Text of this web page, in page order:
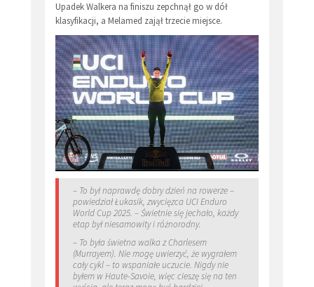
Upadek Walkera na finiszu zepchnął go w dół
klasyfikacji, a Melamed zajął trzecie miejsce.
– To był naprawdę dobry dzień na rowerze –
powiedział Łukasik, zwycięzca UCI Enduro
World Cup 2025. – Świetnie się jechało, każdy
etap był niesamowity i różnorodny.
– To była świetna walka z Charlesem
(Murrayem). Nie mogę uwierzyć, że wygrałem
cały cykl – to wspaniałe uczucie. Nigdy nie
byłem w Haute-Savoie, więc cieszę się na ten